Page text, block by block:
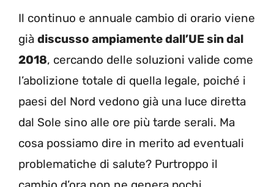
Il continuo e annuale cambio di orario viene
già discusso ampiamente dall’UE sin dal
2018, cercando delle soluzioni valide come
l’abolizione totale di quella legale, poiché i
paesi del Nord vedono già una luce diretta
dal Sole sino alle ore più tarde serali. Ma
cosa possiamo dire in merito ad eventuali
problematiche di salute? Purtroppo il